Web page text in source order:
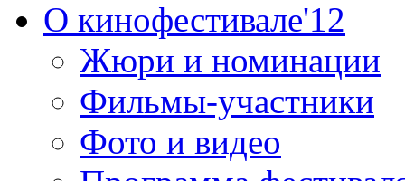
О кинофестивале'12
Жюри и номинации
Фильмы-участники
Фото и видео